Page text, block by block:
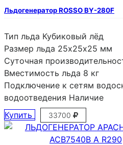
Льдогенератор ROSSO BY-280F
Тип льда Кубиковый лёд
Размер льда 25х25х25 мм
Суточная
Вместимость льда 8 кг
Подключение к сетям
водоотведения Наличие
Купить
33700